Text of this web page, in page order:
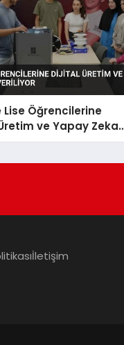
Lise Öğrencilerine
ve Yapay Zeka
Veriliyor
İletişim